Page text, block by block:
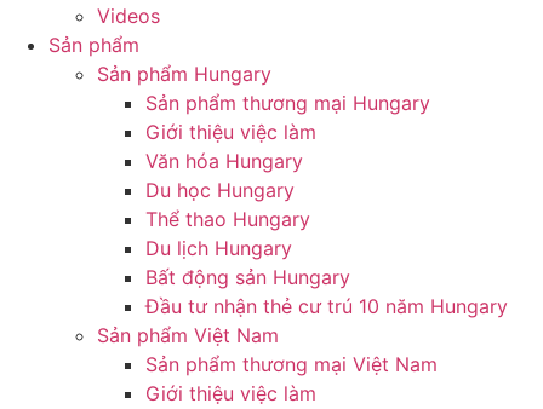
Videos
Sản phẩm
Sản phẩm Hungary
Sản phẩm thương mại Hungary
Giới thiệu việc làm
Văn hóa Hungary
Du học Hungary
Thể thao Hungary
Du lịch Hungary
Bất động sản Hungary
Đầu tư nhận thẻ cư trú 10 năm Hungary
Sản phẩm Việt Nam
Sản phẩm thương mại Việt Nam
Giới thiệu việc làm